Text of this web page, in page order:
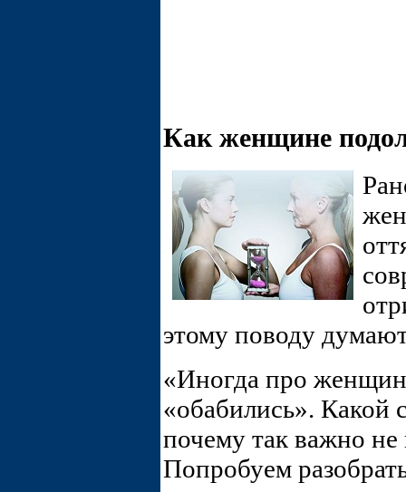
Как женщине
этому поводу
«Иногда про
«обабились». Какой
почему так важно не
Попробуем